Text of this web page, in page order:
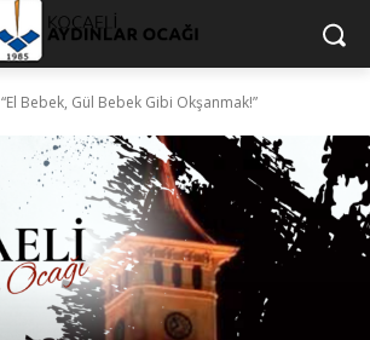
“El Bebek, Gül Bebek Gibi Okşanmak!”